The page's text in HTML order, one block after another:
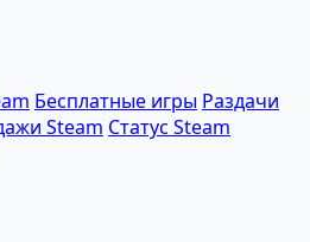
Бесплатные игры Раздачи
Steam Статус Steam